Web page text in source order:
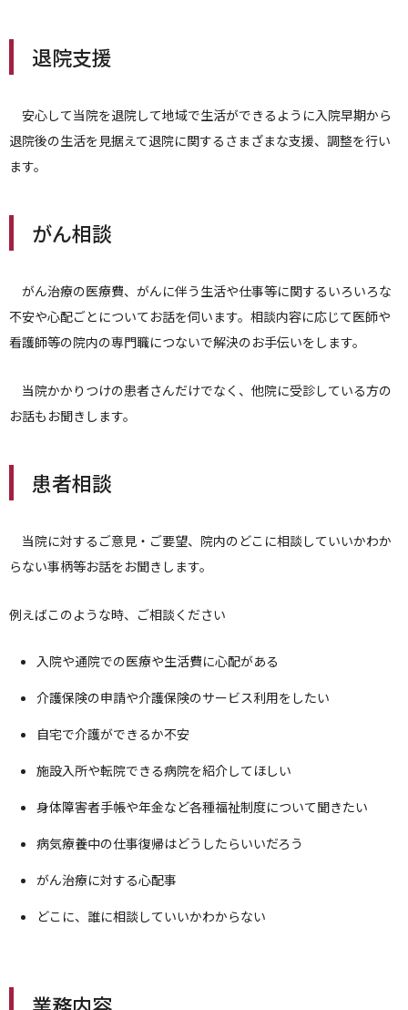
退院支援
安心して当院を退院して地域で生活ができるように入院早期から
退院後の生活を見据えて退院に関するさまざまな支援、調整を行い
ます。
がん相談
がん治療の医療費、がんに伴う生活や仕事等に関するいろいろな
不安や心配ごとについてお話を伺います。相談内容に応じて医師や
看護師等の院内の専門職につないで解決のお手伝いをします。
当院かかりつけの患者さんだけでなく、他院に受診している方の
お話もお聞きします。
患者相談
当院に対するご意見・ご要望、院内のどこに相談していいかわか
らない事柄等お話をお聞きします。
例えばこのような時、ご相談ください
入院や通院での医療や生活費に心配がある
介護保険の申請や介護保険のサービス利用をしたい
自宅で介護ができるか不安
施設入所や転院できる病院を紹介してほしい
身体障害者手帳や年金など各種福祉制度について聞きたい
病気療養中の仕事復帰はどうしたらいいだろう
がん治療に対する心配事
どこに、誰に相談していいかわからない